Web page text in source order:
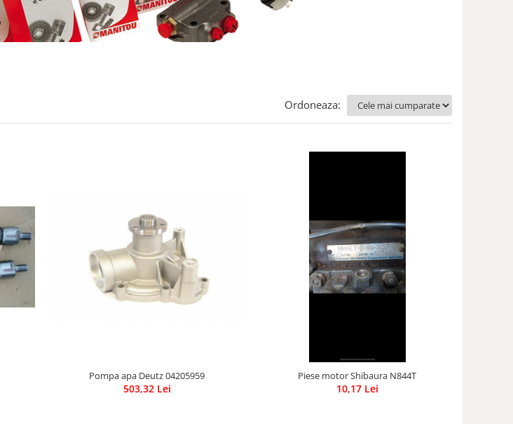
Ordoneaza:
Pompa apa Deutz 04205959
503,32 Lei
Piese motor Shibaura N844T
10,17 Lei